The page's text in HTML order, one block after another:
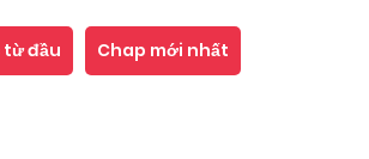
đầu Chap mới nhất